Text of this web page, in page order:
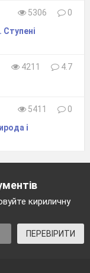
5306
0
4211
4.7
5411
0
і
кириличну
ПЕРЕВІРИТИ